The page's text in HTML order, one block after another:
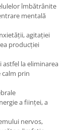
îmbătrânite
mentală
agitației
producției
la eliminarea
prin
a ființei, a
nervos,